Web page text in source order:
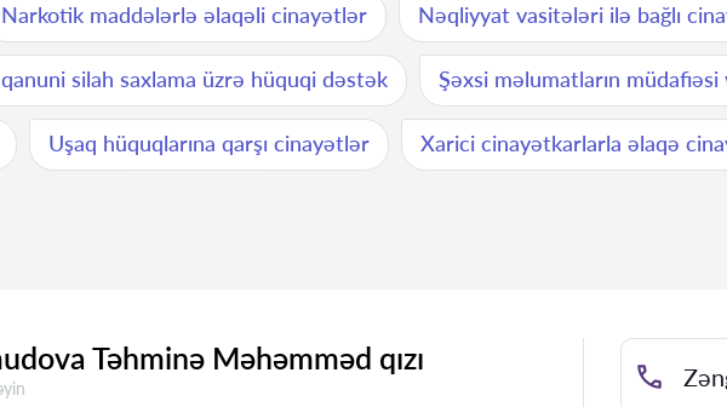
Narkotik maddələrlə əlaqəli cinayətlər Nəqliyyat vasitələri ilə bağlı
silah saxlama üzrə hüquqi dəstək Şəxsi məlumatların
Uşaq hüquqlarına qarşı cinayətlər Xarici cinayətkarlarla əlaqə
Təhminə Məhəmməd qızı